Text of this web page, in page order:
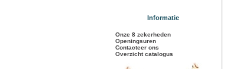
Informatie
Onze 8 zekerheden
Openingsuren
Contacteer ons
Overzicht catalogus